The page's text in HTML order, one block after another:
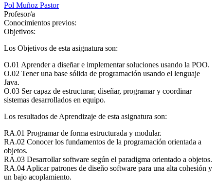
Pol Muñoz Pastor
Profesor/a
Conocimientos previos:
Objetivos:
Los Objetivos de esta asignatura son:
O.01 Aprender a diseñar e implementar soluciones usando la POO.
O.02 Tener una base sólida de programación usando el lenguaje
Java.
O.03 Ser capaz de estructurar, diseñar, programar y coordinar
sistemas desarrollados en equipo.
Los resultados de Aprendizaje de esta asignatura son:
RA.01 Programar de forma estructurada y modular.
RA.02 Conocer los fundamentos de la programación orientada a
objetos.
RA.03 Desarrollar software según el paradigma orientado a objetos.
RA.04 Aplicar patrones de diseño software para una alta cohesión y
un bajo acoplamiento.